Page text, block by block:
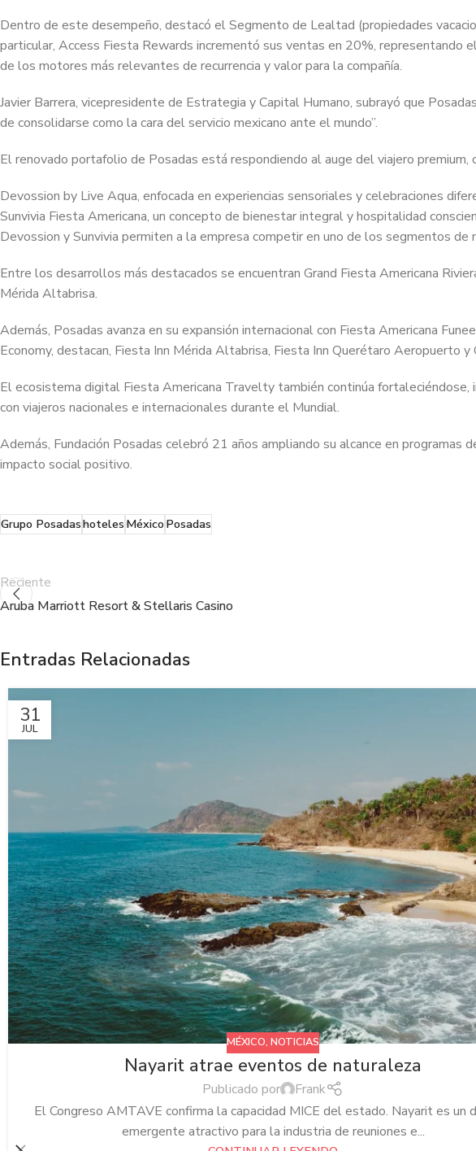
Dentro de este desempeño, destacó el Segmento de Lealtad (propiedades
particular, Access Fiesta Rewards incrementó sus ventas en 20%,
de los motores más relevantes de recurrencia y valor para la compañía.
Javier Barrera, vicepresidente de Estrategia y Capital Humano, subrayó que
de consolidarse como la cara del servicio mexicano ante el mundo”.
El renovado portafolio de Posadas está respondiendo al auge del viajero
Devossion by Live Aqua, enfocada en experiencias sensoriales y celebraciones
Sunvivia Fiesta Americana, un concepto de bienestar integral y hospitalidad
Devossion y Sunvivia permiten a la empresa competir en uno de los segmentos
Entre los desarrollos más destacados se encuentran Grand Fiesta Americana
Mérida Altabrisa.
Además, Posadas avanza en su expansión internacional con Fiesta Americana
Economy, destacan, Fiesta Inn Mérida Altabrisa, Fiesta Inn Querétaro Aeropuerto
El ecosistema digital Fiesta Americana Travelty también continúa
con viajeros nacionales e internacionales durante el Mundial.
Además, Fundación Posadas celebró 21 años ampliando su alcance en programas
impacto social positivo.
Grupo PosadashotelesMéxicoPosadas
Reciente
Aruba Marriott Resort & Stellaris Casino
Entradas Relacionadas
31
JUL
MÉXICO, NOTICIAS
Nayarit atrae eventos de naturaleza
Publicado por
Frank
El Congreso AMTAVE confirma la capacidad MICE del estado. Nayarit es un
emergente atractivo para la industria de reuniones e...